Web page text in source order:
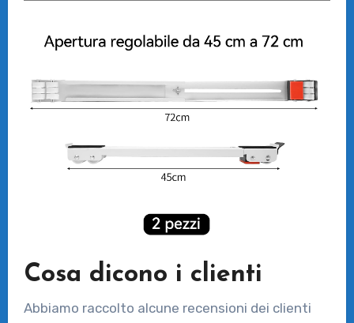
Cosa dicono i clienti
Abbiamo raccolto alcune recensioni dei clienti